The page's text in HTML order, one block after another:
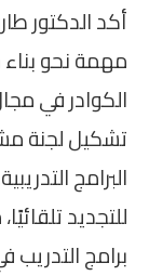
أكد الدكتور
مهمة نحو
الكوادر في
تشكيل لجنة
البرامج
للتجديد
برامج